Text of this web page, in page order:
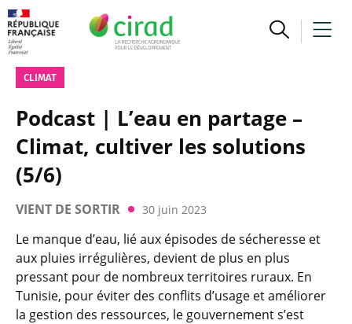
CLIMAT
Podcast | L’eau en partage –
Climat, cultiver les solutions
(5/6)
VIENT DE SORTIR 30 juin 2023
Le manque d’eau, lié aux épisodes de sécheresse et
aux pluies irrégulières, devient de plus en plus
pressant pour de nombreux territoires ruraux. En
Tunisie, pour éviter des conflits d’usage et améliorer
la gestion des ressources, le gouvernement s’est